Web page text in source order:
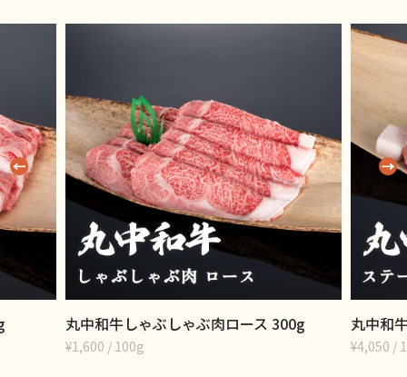
丸中和牛しゃぶしゃぶ肉ロース 300g
¥1,600 / 100g
丸中和
¥4,050 /